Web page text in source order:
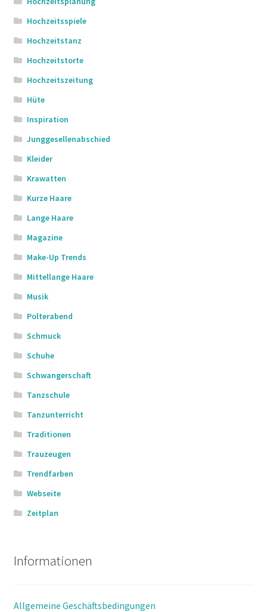
Hochzeitsspiele
Hochzeitstanz
Hochzeitstorte
Hochzeitszeitung
Hüte
Inspiration
Junggesellenabschied
Kleider
Krawatten
Kurze Haare
Lange Haare
Magazine
Make-Up Trends
Mittellange Haare
Musik
Polterabend
Schmuck
Schuhe
Schwangerschaft
Tanzschule
Tanzunterricht
Traditionen
Trauzeugen
Trendfarben
Webseite
Zeitplan
Informationen
Allgemeine Geschäftsbedingungen